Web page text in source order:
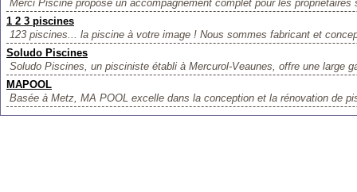
Merci Piscine propose un accompagnement complet pour les propriétaires
1 2 3 piscines
123 piscines... la piscine à votre image ! Nous sommes fabricant et
Soludo Piscines
Soludo Piscines, un pisciniste établi à Mercurol-Veaunes, offre une large
MAPOOL
Basée à Metz, MA POOL excelle dans la conception et la rénovation de